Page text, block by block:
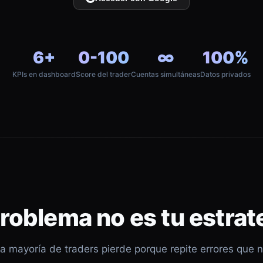
6+
KPIs en dashboard
0-100
Score del trader
∞
Cuentas simultáneas
100%
Datos privados
no es tu
mayoría de traders pierde porque repite errores que